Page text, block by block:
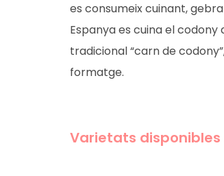
es consumeix cuinant,
Espanya es cuina el
tradicional “carn de
formatge.
Varietats